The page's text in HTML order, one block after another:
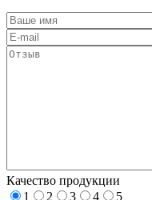
Качество продукции
1
2 3 4
5